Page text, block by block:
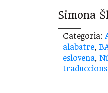
Simona
Categoria:
alabatre,
eslovena,
traduccions